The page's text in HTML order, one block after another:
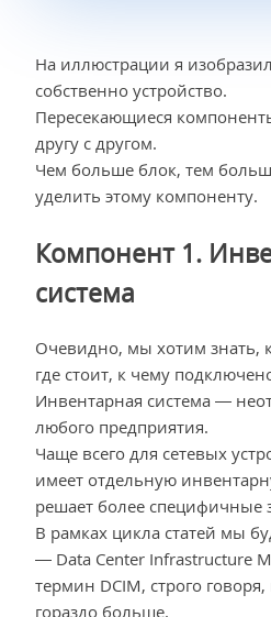
На иллюстрации я
собственно устройство.
Пересекающиеся
другу с другом.
Чем больше блок, тем
уделить этому компоненту.
Компонент 1.
система
Очевидно, мы хотим знать,
где стоит, к чему
Инвентарная система —
любого предприятия.
Чаще всего для сетевых
имеет отдельную
решает более специфичные
В рамках цикла статей мы
— Data Center Infrastructure
термин DCIM, строго
гораздо больше.